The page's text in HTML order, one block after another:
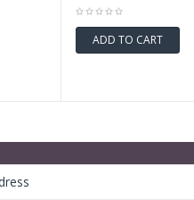
ADD TO CART